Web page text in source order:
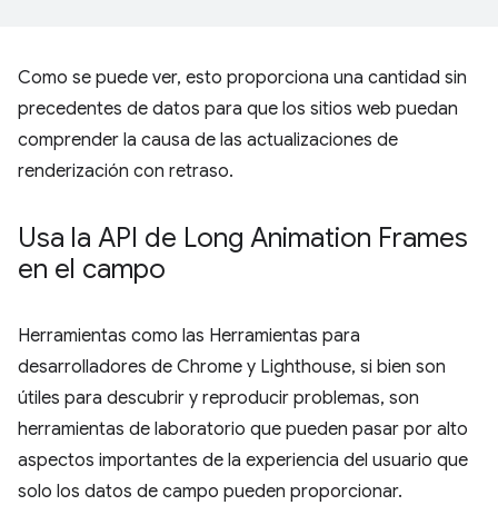
Como se puede ver, esto proporciona una cantidad sin
precedentes de datos para que los sitios web puedan
comprender la causa de las actualizaciones de
renderización con retraso.
Usa la API de Long Animation Frames
en el campo
Herramientas como las Herramientas para
desarrolladores de Chrome y Lighthouse, si bien son
útiles para descubrir y reproducir problemas, son
herramientas de laboratorio que pueden pasar por alto
aspectos importantes de la experiencia del usuario que
solo los datos de campo pueden proporcionar.